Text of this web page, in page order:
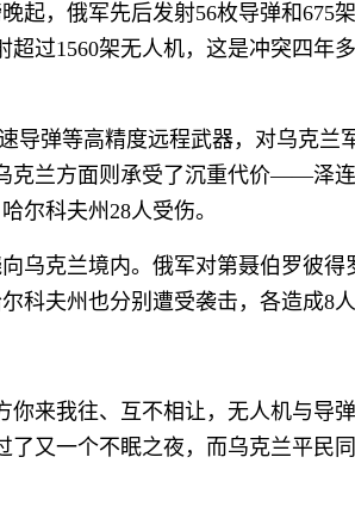
起，俄军先后发射56枚导弹和675
过1560架无人机，这是冲突四年
导弹等高精度远程武器，对乌克兰
克兰方面则承受了沉重代价——泽
尔科夫州28人受伤。
乌克兰境内。俄军对第聂伯罗彼得
科夫州也分别遭受袭击，各造成8人
你来我往、互不相让，无人机与导
又一个不眠之夜，而乌克兰平民